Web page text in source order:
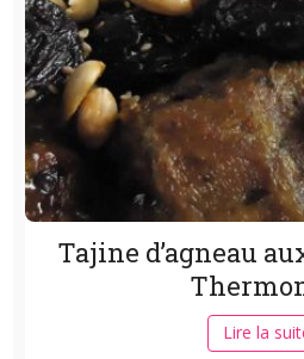
Tajine d’agneau
Lire la